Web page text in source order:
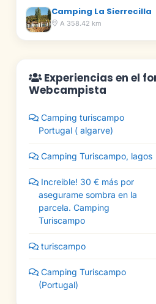
Camping La Sierrecilla
A 358.42 km
Experiencias en el
Webcampista
Camping turiscampo
Portugal ( algarve)
Camping Turiscampo, lagos
Increible! 30 € más por
asegurame sombra en la
parcela. Camping
Turiscampo
turiscampo
Camping Turiscampo
(Portugal)